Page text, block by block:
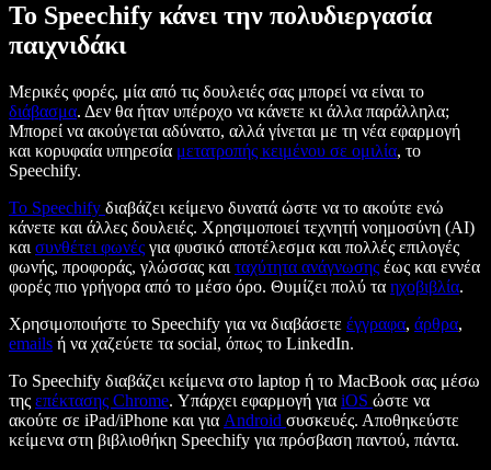
Το Speechify κάνει την πολυδιεργασία
παιχνιδάκι
Μερικές φορές, μία από τις δουλειές σας μπορεί να είναι το
διάβασμα. Δεν θα ήταν υπέροχο να κάνετε κι άλλα παράλληλα;
Μπορεί να ακούγεται αδύνατο, αλλά γίνεται με τη νέα εφαρμογή
και κορυφαία υπηρεσία μετατροπής κειμένου σε ομιλία, το
Speechify.
Το Speechify διαβάζει κείμενο δυνατά ώστε να το ακούτε ενώ
κάνετε και άλλες δουλειές. Χρησιμοποιεί τεχνητή νοημοσύνη (AI)
και συνθέτει φωνές για φυσικό αποτέλεσμα και πολλές επιλογές
φωνής, προφοράς, γλώσσας και ταχύτητα ανάγνωσης έως και εννέα
φορές πιο γρήγορα από το μέσο όρο. Θυμίζει πολύ τα ηχοβιβλία.
Χρησιμοποιήστε το Speechify για να διαβάσετε έγγραφα, άρθρα,
emails ή να χαζεύετε τα social, όπως το LinkedIn.
Το Speechify διαβάζει κείμενα στο laptop ή το MacBook σας μέσω
της επέκτασης Chrome. Υπάρχει εφαρμογή για iOS ώστε να
ακούτε σε iPad/iPhone και για Android συσκευές. Αποθηκεύστε
κείμενα στη βιβλιοθήκη Speechify για πρόσβαση παντού, πάντα.